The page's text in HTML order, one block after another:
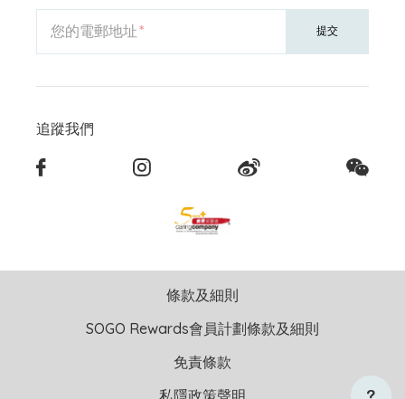
您的電郵地址 提交
追蹤我們
條款及細則
SOGO Rewards會員計劃條款及細則
免責條款
私隱政策聲明